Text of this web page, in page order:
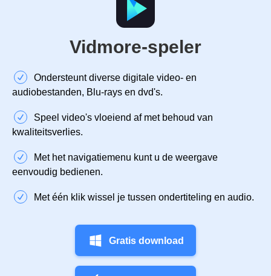
Vidmore-speler
Ondersteunt diverse digitale video- en
audiobestanden, Blu-rays en dvd's.
Speel video's vloeiend af met behoud van
kwaliteitsverlies.
Met het navigatiemenu kunt u de weergave
eenvoudig bedienen.
Met één klik wissel je tussen ondertiteling en audio.
Gratis download